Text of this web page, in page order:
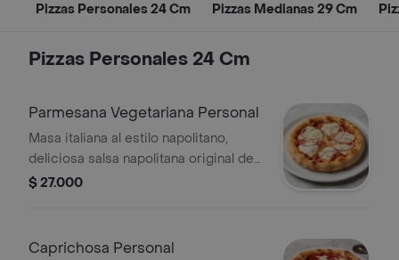
Pizzas Personales 24 Cm Pizzas Medianas 29 Cm
Pizzas Personales 24 Cm
Parmesana Vegetariana Personal
Masa italiana al estilo napolitano,
deliciosa salsa napolitana original de
la casa, queso mozzarella, cebolla
$ 27.000
Caprichosa Personal